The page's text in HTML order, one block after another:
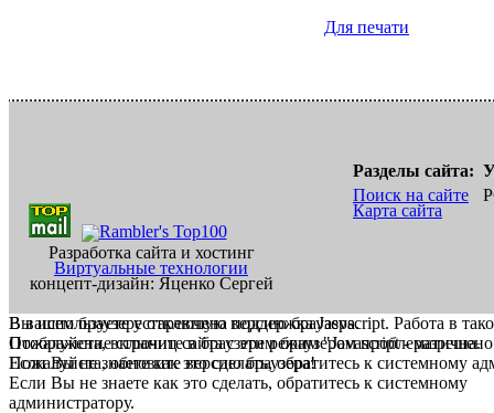
Для печати
Разработка сайта и хостинг
Виртуальные технологии
концепт-дизайн: Яценко Сергей
Разделы сайта:
Поиск на сайте
Карта сайта
В вашем браузере отключена поддержка Jasvscript. Работа в
Пожалуйста, включите в браузере режим "Javascript -
Если Вы не знаете как это сделать, обратитесь к системному
Вы используете устаревшую версию браузера.
Отображение страниц сайта с этим браузером проблематична.
Пожалуйста, обновите версию браузера!
Если Вы не знаете как это сделать, обратитесь к системному
администратору.